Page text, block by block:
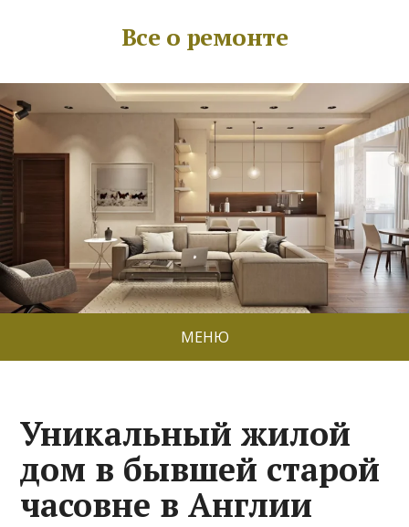
Все о ремонте
МЕНЮ
Уникальный жилой
дом в бывшей старой
часовне в Англии